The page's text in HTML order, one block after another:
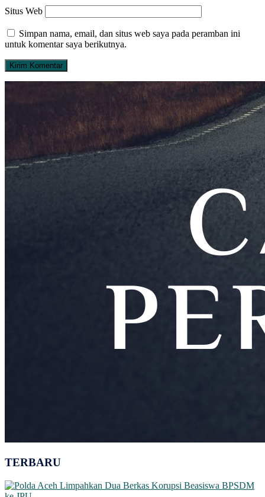
Situs Web
Simpan nama, email, dan situs web saya pada peramban ini
untuk komentar saya berikutnya.
TERBARU